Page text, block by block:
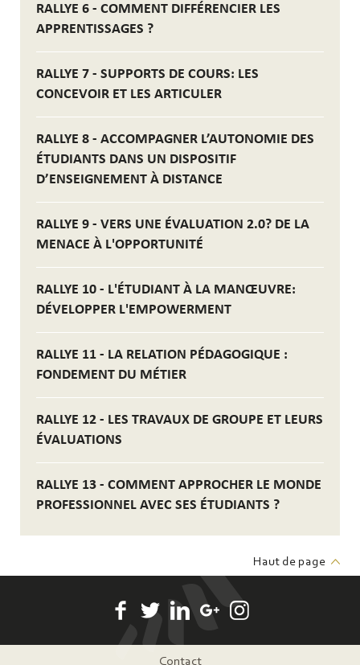
RALLYE 6 - COMMENT DIFFÉRENCIER LES
APPRENTISSAGES ?
RALLYE 7 - SUPPORTS DE COURS: LES
CONCEVOIR ET LES ARTICULER
RALLYE 8 - ACCOMPAGNER L’AUTONOMIE DES
ÉTUDIANTS DANS UN DISPOSITIF
D’ENSEIGNEMENT À DISTANCE
RALLYE 9 - VERS UNE ÉVALUATION 2.0? DE LA
MENACE À L'OPPORTUNITÉ
RALLYE 10 - L'ÉTUDIANT À LA MANŒUVRE:
DÉVELOPPER L'EMPOWERMENT
RALLYE 11 - LA RELATION PÉDAGOGIQUE :
FONDEMENT DU MÉTIER
RALLYE 12 - LES TRAVAUX DE GROUPE ET LEURS
ÉVALUATIONS
RALLYE 13 - COMMENT APPROCHER LE MONDE
PROFESSIONNEL AVEC SES ÉTUDIANTS ?
Haut de page
Contact